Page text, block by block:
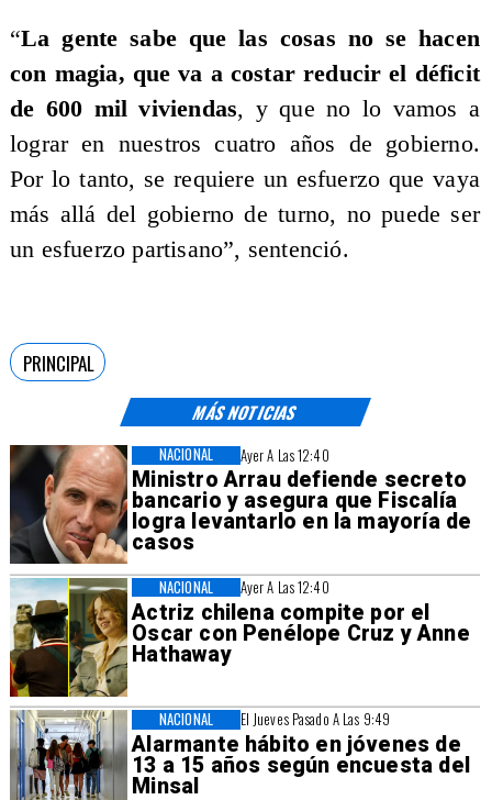
MÁS NOTICIAS
Ayer A Las 12:40
Ministro Arrau defiende secreto
bancario y asegura que Fiscalía
logra levantarlo en la mayoría de
casos
NACIONAL
Ayer A Las 12:40
Actriz chilena compite por el
Oscar con Penélope Cruz y Anne
Hathaway
NACIONAL
El Jueves Pasado A Las 9:49
Alarmante hábito en jóvenes de
13 a 15 años según encuesta del
Minsal
NACIONAL
“La gente sabe que las cosas no se hacen
con magia, que va a costar reducir el déficit
de 600 mil viviendas, y que no lo vamos a
lograr en nuestros cuatro años de gobierno.
Por lo tanto, se requiere un esfuerzo que vaya
más allá del gobierno de turno, no puede ser
un esfuerzo partisano”, sentenció.
PRINCIPAL